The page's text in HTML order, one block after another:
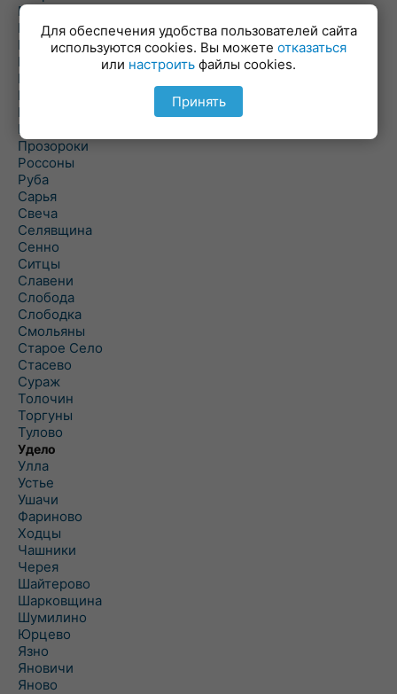
Пальминка
Парафьяново
Плисса
Повятье
Погоща
Подсвилье
Полоцк
Поставы
Прозороки
Россоны
Руба
Сарья
Свеча
Селявщина
Сенно
Ситцы
Славени
Слобода
Слободка
Смольяны
Старое Село
Стасево
Сураж
Толочин
Торгуны
Тулово
Удело
Улла
Устье
Ушачи
Фариново
Ходцы
Чашники
Черея
Шайтерово
Шарковщина
Шумилино
Юрцево
Язно
Яновичи
Яново
Для обеспечения удобства пользователей сайта
используются cookies. Вы можете отказаться
или настроить файлы cookies.
Принять